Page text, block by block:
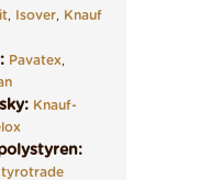
, Isover, Knauf
: Pavatex,
Knauf-